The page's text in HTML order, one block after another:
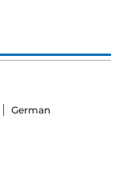
German